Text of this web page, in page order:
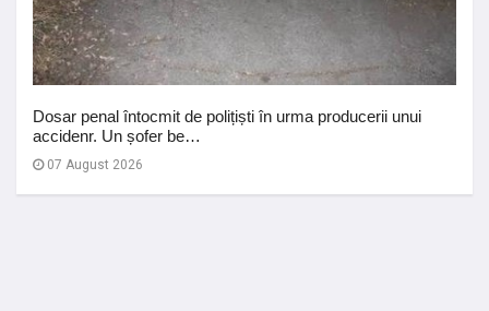
Dosar penal întocmit de polițiști în urma producerii unui
accidenr. Un șofer be…
07 August 2026